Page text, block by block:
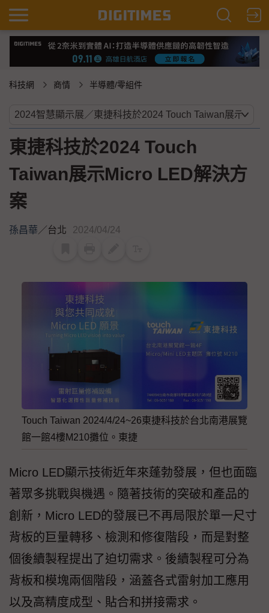
科技網 商情 半導體/零組件
東捷科技於2024 Touch
Taiwan展示Micro LED解決方
案
孫昌華／台北 2024/04/24
Touch Taiwan 2024/4/24~26東捷科技於台北南港展覽
館一館4樓M210攤位。東捷
Micro LED顯示技術近年來蓬勃發展，但也面臨
著眾多挑戰與機遇。隨著技術的突破和產品的
創新，Micro LED的發展已不再局限於單一尺寸
背板的巨量轉移、檢測和修復階段，而是對整
個後續製程提出了迫切需求。後續製程可分為
背板和模塊兩個階段，涵蓋各式雷射加工應用
以及高精度成型、貼合和拼接需求。